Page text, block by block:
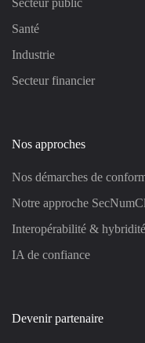
Secteur public
Santé
Industrie
Secteur financier
Nos approches
Nos démarches de
Notre approche
Interopérabilité & hybridité
IA de confiance
Devenir partenaire